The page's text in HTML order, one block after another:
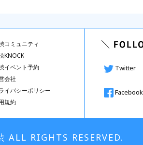
コミュニティ
KNOCK
イベント予約
会社
イバシーポリシー
規約
Twitter
Facebook
ALL RIGHTS RESERVED.